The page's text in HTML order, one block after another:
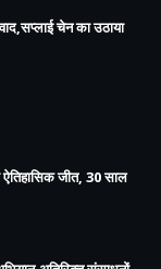
चेन का उठाया
जीत, 30 साल